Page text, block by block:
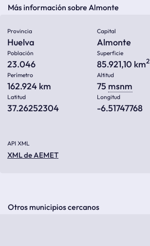
Más información sobre Almonte
Provincia
Huelva
Capital
Almonte
Población
23.046
Superficie
85.921,10 km2
Perímetro
162.924 km
Altitud
75 msnm
Latitud
37.26252304
Longitud
-6.51747768
API XML
XML de AEMET
Otros municipios cercanos